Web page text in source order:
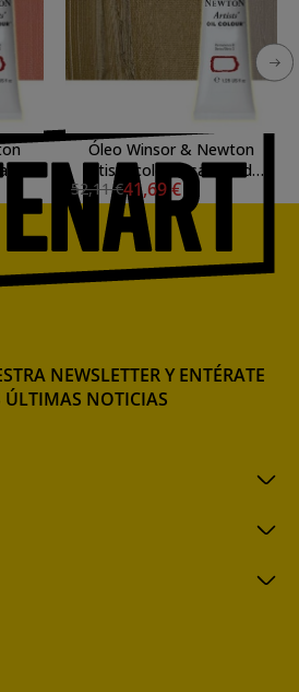
(37
Óleo Winsor & Newton
Artists color rosa dorada
(37 ml)
52,11 €41,69 €
NEWSLETTER Y ENTÉRATE
ÚLTIMAS NOTICIAS